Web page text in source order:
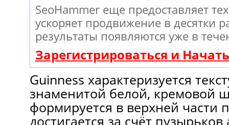
SeoHammer еще предоставляет
ускоряет продвижение в десятки
результаты появляются уже в
Зарегистрироваться и
Guinness характеризуется
знаменитой белой, кремовой
формируется в верхней части
достигается за счёт